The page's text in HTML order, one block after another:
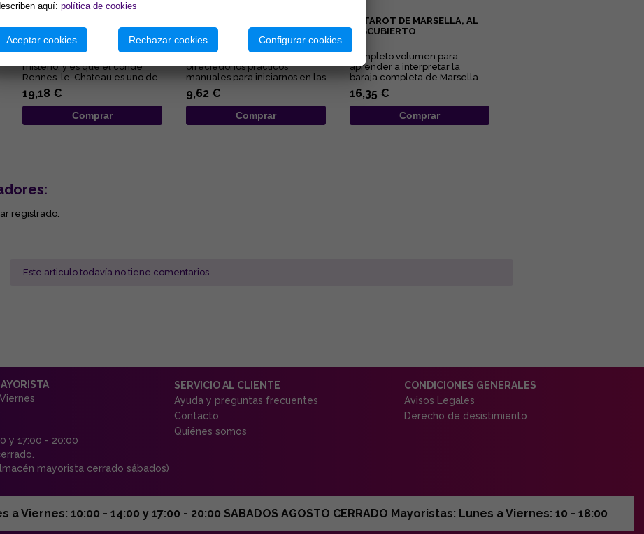
CHATEAU (Pack Libro +
Cartas)
misterio, y es que el conde
Rennes-le-Chateau es uno de
los personajes más controv...
19,18 €
Comprar
GUÍA DE LA MAGIA Y LA
ADIVINACIÓN RÚNICA
ofreciédonos prácticos
manuales para iniciarnos en las
diferentes disciplinas
esotérica...
9,62 €
Comprar
EL TAROT DE MARSELLA, AL
DESCUBIERTO
Completo volumen para
aprender a interpretar la
baraja completa de Marsella....
16,35 €
Comprar
registrado.
- Este articulo todavía no tiene comentarios.
y 17:00 - 20:00
mayorista cerrado sábados)
SERVICIO AL CLIENTE
Ayuda y preguntas frecuentes
Contacto
Quiénes somos
CONDICIONES GENERALES
Avisos Legales
Derecho de desistimiento
a Viernes: 10:00 - 14:00 y 17:00 - 20:00 SABADOS AGOSTO CERRADO Mayoristas: Lunes a Viernes: 10 - 18:00
aquí: política de cookies
Aceptar cookies Rechazar cookies Configurar cookies